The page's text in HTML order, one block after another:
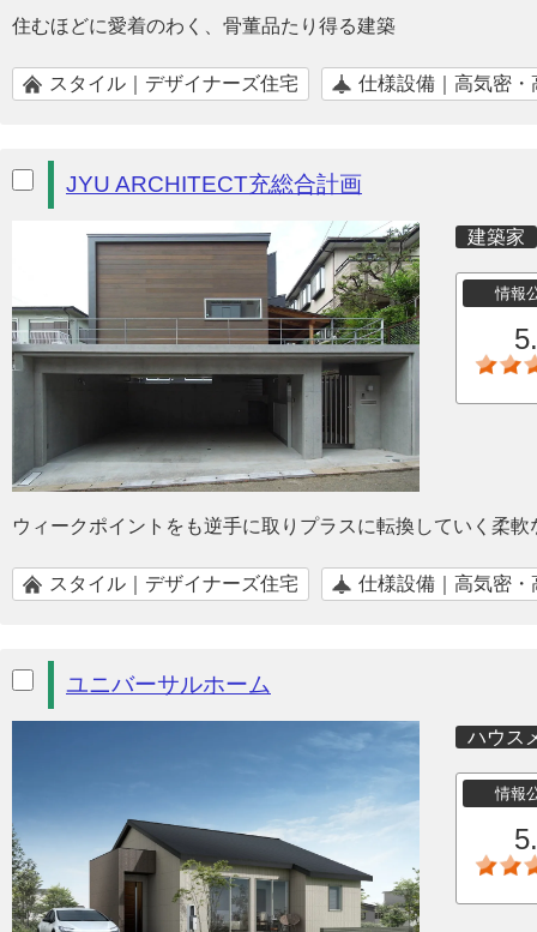
住むほどに愛着のわく、骨董品たり得る建築
スタイル｜デザイナーズ住宅 仕様設備｜高気密・
JYU ARCHITECT充総合計画
建築家
情報
ウィークポイントをも逆手に取りプラスに転換していく柔
スタイル｜デザイナーズ住宅 仕様設備｜高気密・
ユニバーサルホーム
ハウス
情報